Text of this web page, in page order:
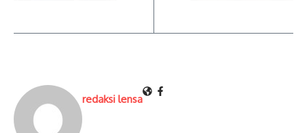
redaksi lensa